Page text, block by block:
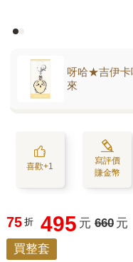
呀哈★吉伊卡
來
喜歡+1
寫評價
賺金幣
75 折 495 元 660 元
買整套